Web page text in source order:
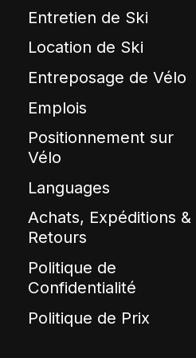
Entretien de Ski
Location de Ski
Entreposage de Vélo
Emplois
Positionnement sur
Vélo
Languages
Achats, Expéditions &
Retours
Politique de
Confidentialité
Politique de Prix